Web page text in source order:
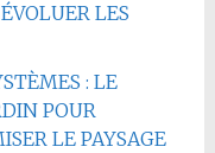
LES
: LE
POUR
LE PAYSAGE